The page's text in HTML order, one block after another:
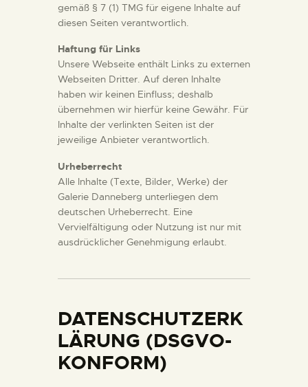
gemäß § 7 (1) TMG für eigene Inhalte auf
diesen Seiten verantwortlich.
Haftung für Links
Unsere Webseite enthält Links zu externen
Webseiten Dritter. Auf deren Inhalte
haben wir keinen Einfluss; deshalb
übernehmen wir hierfür keine Gewähr. Für
Inhalte der verlinkten Seiten ist der
jeweilige Anbieter verantwortlich.
Urheberrecht
Alle Inhalte (Texte, Bilder, Werke) der
Galerie Danneberg unterliegen dem
deutschen Urheberrecht. Eine
Vervielfältigung oder Nutzung ist nur mit
ausdrücklicher Genehmigung erlaubt.
DATENSCHUTZERK
LÄRUNG (DSGVO-
KONFORM)